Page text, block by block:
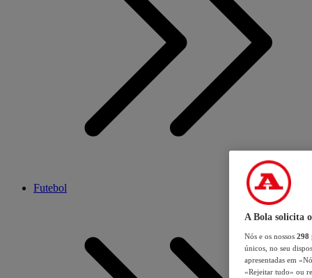
Futebol
A Bola solicita
Nós e os nossos 298
únicos, no seu
apresentadas em
«Rejeitar tudo» ou